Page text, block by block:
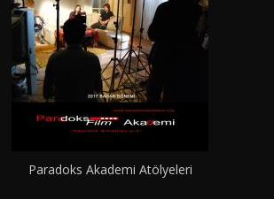
Paradoks Akademi Atölyeleri